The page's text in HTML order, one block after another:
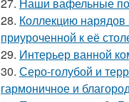
28. Коллекцию нарядов
приуроченной к её
29. Интерьер ванной
30. Серо-голубой и
гармоничное и